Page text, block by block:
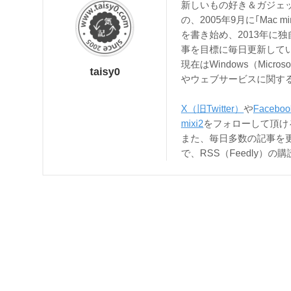
taisy0
新しいもの好き＆ガジェ
の、2005年9月に｢Mac
を書き始め、2013年に
事を目標に毎日更新して
現在はWindows（
やウェブサービスに関す
X（旧Twitter） や
mixi2をフォローして頂
また、毎日多数の記事を
で、RSS（Feedly）の購